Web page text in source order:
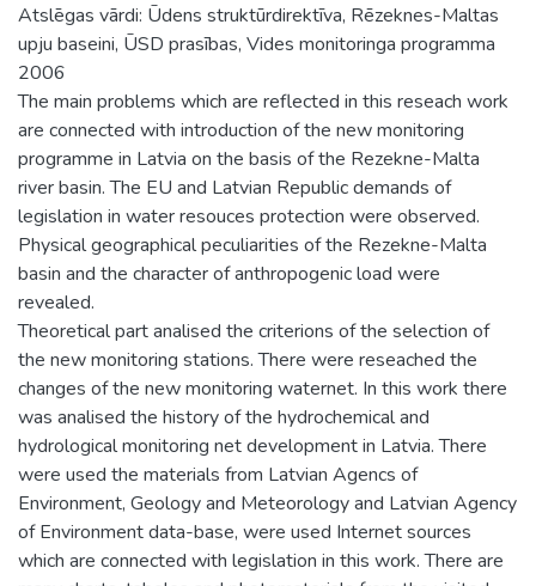
Atslēgas vārdi: Ūdens struktūrdirektīva, Rēzeknes-Maltas
upju baseini, ŪSD prasības, Vides monitoringa programma
2006
The main problems which are reflected in this reseach work
are connected with introduction of the new monitoring
programme in Latvia on the basis of the Rezekne-Malta
river basin. The EU and Latvian Republic demands of
legislation in water resouces protection were observed.
Physical geographical peculiarities of the Rezekne-Malta
basin and the character of anthropogenic load were
revealed.
Theoretical part analised the criterions of the selection of
the new monitoring stations. There were reseached the
changes of the new monitoring waternet. In this work there
was analised the history of the hydrochemical and
hydrological monitoring net development in Latvia. There
were used the materials from Latvian Agencs of
Environment, Geology and Meteorology and Latvian Agency
of Environment data-base, were used Internet sources
which are connected with legislation in this work. There are